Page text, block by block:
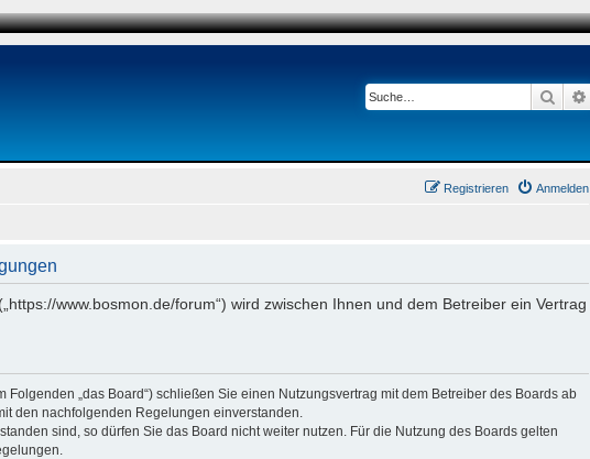
Suche
Anmelden
Registrieren
www.bosmon.de/forum“) wird zwischen Ihnen und dem Betreiber ein Vertrag
Folgenden „das Board“) schließen Sie einen Nutzungsvertrag mit dem Betreiber des Boards ab
den nachfolgenden Regelungen einverstanden.
sind, so dürfen Sie das Board nicht weiter nutzen. Für die Nutzung des Boards gelten